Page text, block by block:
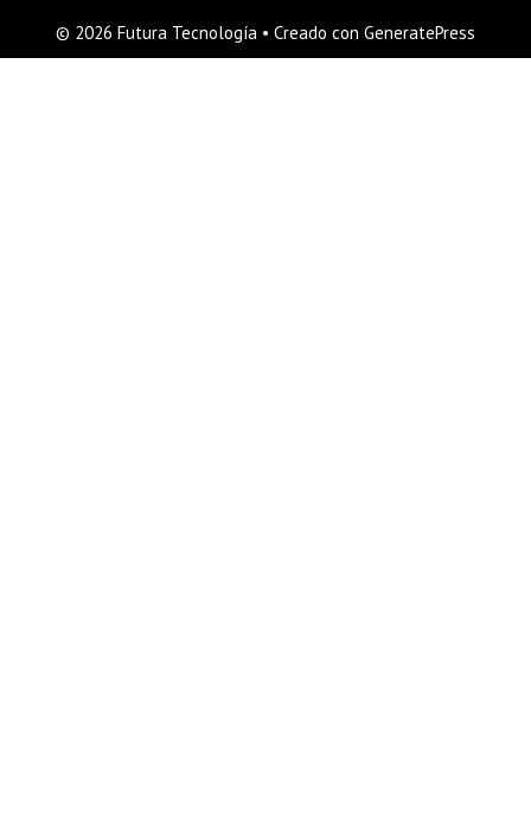
© 2026 Futura Tecnología • Creado con GeneratePress